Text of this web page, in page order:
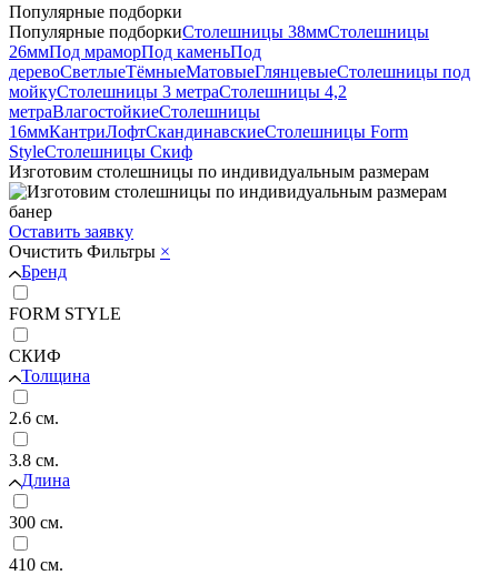
Популярные подборки
Популярные подборкиСтолешницы 38ммСтолешницы
26ммПод мраморПод каменьПод
деревоСветлыеТёмныеМатовыеГлянцевыеСтолешницы под
мойкуСтолешницы 3 метраСтолешницы 4,2
метраВлагостойкиеСтолешницы
16ммКантриЛофтСкандинавскиеСтолешницы Form
StyleСтолешницы Скиф
Изготовим столешницы по индивидуальным размерам
Оставить заявку
Очистить Фильтры ×
Бренд
FORM STYLE
СКИФ
Толщина
2.6 см.
3.8 см.
Длина
300 см.
410 см.